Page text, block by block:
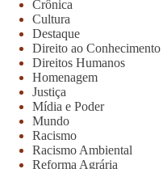
Crônica
Cultura
Destaque
Direito ao Conhecimento
Direitos Humanos
Homenagem
Justiça
Mídia e Poder
Mundo
Racismo
Racismo Ambiental
Reforma Agrária